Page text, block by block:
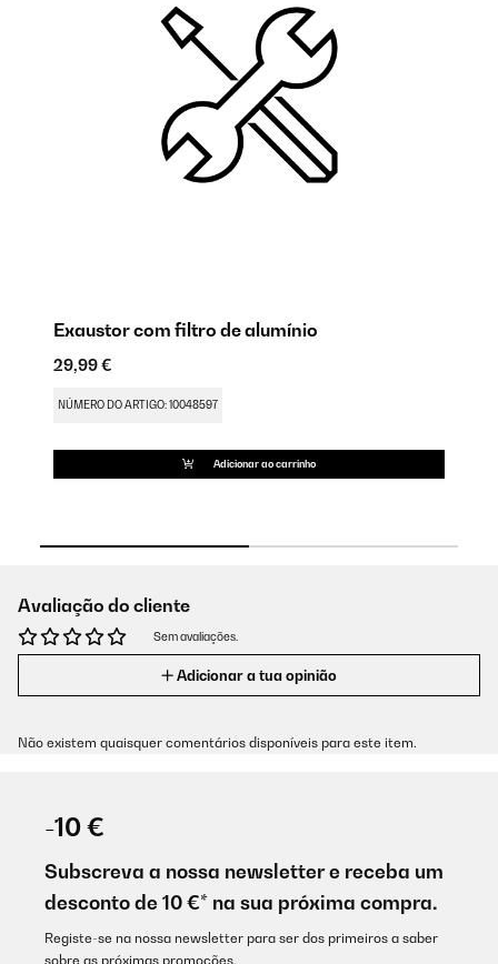
Exaustor com filtro de alumínio
29,99 €
NÚMERO DO ARTIGO: 10048597
Adicionar ao carrinho
Avaliação do cliente
Sem avaliações.
Adicionar a tua opinião
Não existem quaisquer comentários disponíveis para este item.
-10 €
Subscreva a nossa newsletter e receba um
desconto de 10 €* na sua próxima compra.
Registe-se na nossa newsletter para ser dos primeiros a saber
sobre as próximas promoções.